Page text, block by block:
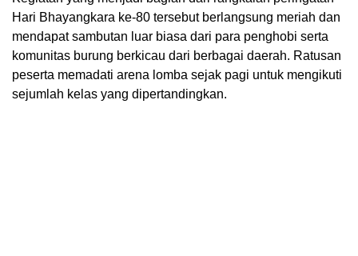
Hari Bhayangkara ke-80 tersebut berlangsung meriah dan
mendapat sambutan luar biasa dari para penghobi serta
komunitas burung berkicau dari berbagai daerah. Ratusan
peserta memadati arena lomba sejak pagi untuk mengikuti
sejumlah kelas yang dipertandingkan.